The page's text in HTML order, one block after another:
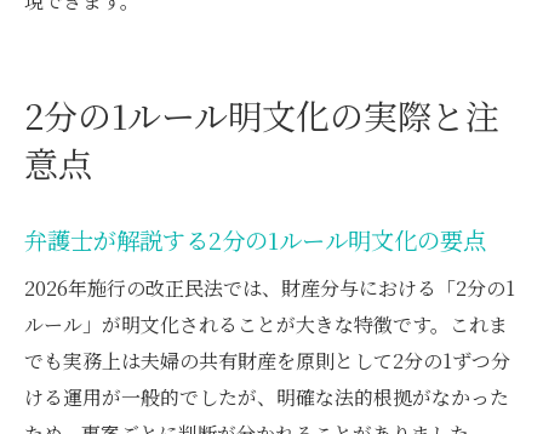
2分の1ルール明文化の実際と注
意点
弁護士が解説する2分の1ルール明文化の要点
2026年施行の改正民法では、財産分与における「2分の1
ルール」が明文化されることが大きな特徴です。これま
でも実務上は夫婦の共有財産を原則として2分の1ずつ分
ける運用が一般的でしたが、明確な法的根拠がなかった